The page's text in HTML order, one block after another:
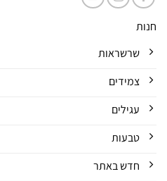
חנות
שרשראות
צמידים
עגילים
טבעות
חדש באתר